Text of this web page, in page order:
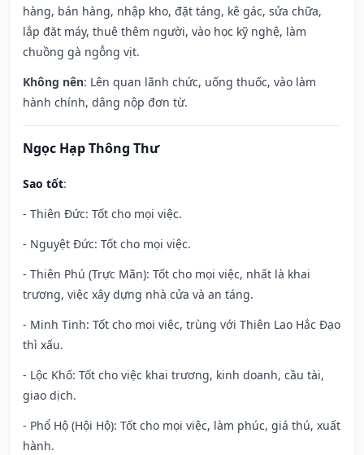
hàng, bán hàng, nhập kho, đặt táng, kê gác, sửa chữa,
lắp đặt máy, thuê thêm người, vào học kỹ nghệ, làm
chuồng gà ngỗng vịt.
Không nên: Lên quan lãnh chức, uống thuốc, vào làm
hành chính, dâng nộp đơn từ.
Ngọc Hạp Thông Thư
Sao tốt:
- Thiên Đức: Tốt cho mọi việc.
- Nguyệt Đức: Tốt cho mọi việc.
- Thiên Phú (Trực Mãn): Tốt cho mọi việc, nhất là khai
trương, việc xây dựng nhà cửa và an táng.
- Minh Tinh: Tốt cho mọi việc, trùng với Thiên Lao Hắc Đạo
thì xấu.
- Lộc Khố: Tốt cho việc khai trương, kinh doanh, cầu tài,
giao dịch.
- Phổ Hộ (Hội Hộ): Tốt cho mọi việc, làm phúc, giá thú, xuất
hành.